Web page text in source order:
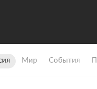
Мир События